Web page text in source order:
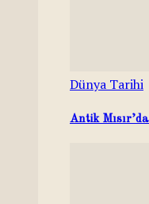
Dünya Tarihi
Antik